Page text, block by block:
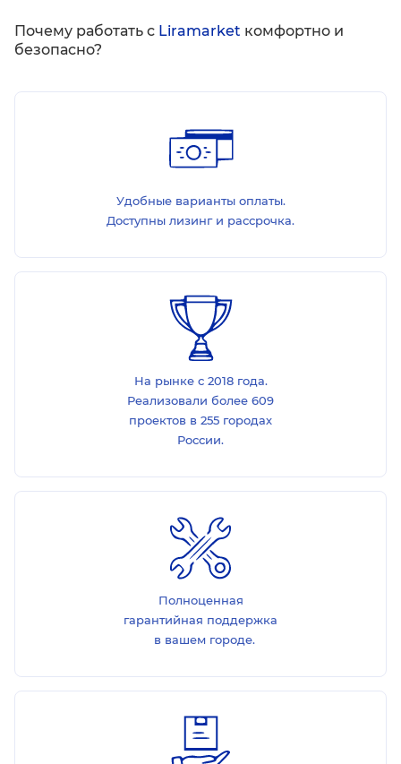
Почему работать с Liramarket комфортно и
безопасно?
Удобные варианты оплаты.
Доступны лизинг и рассрочка.
На рынке с 2018 года.
Реализовали более 609
проектов в 255 городах
России.
Полноценная
гарантийная поддержка
в вашем городе.